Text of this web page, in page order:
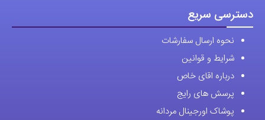
دسترسی سریع
نحوه ارسال سفارشات
شرایط و قوانین
درباره اقای خاص
پرسش های رایج
پوشاک اورجینال مردانه